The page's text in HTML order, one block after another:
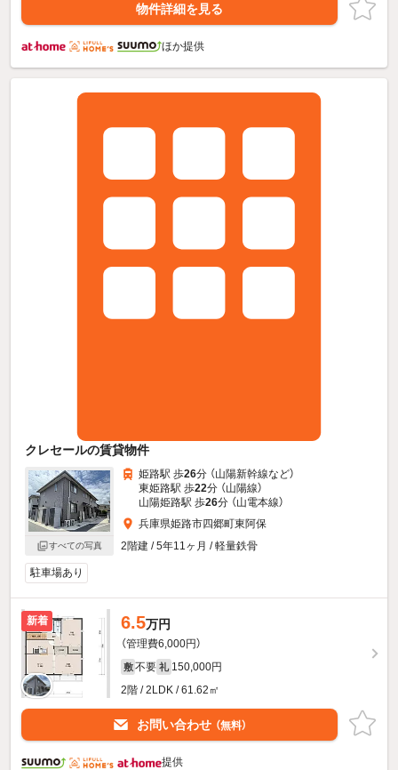
物件詳細を見る
ほか提供
クレセールの賃貸物件
すべての写真
姫路駅 歩26分 （山陽新幹線など）
東姫路駅 歩22分 （山陽線）
山陽姫路駅 歩26分 （山電本線）
兵庫県姫路市四郷町東阿保
2階建 / 5年11ヶ月 / 軽量鉄骨
駐車場あり
新着 6.5万円
（管理費6,000円）
敷 不要 礼 150,000円
2階 / 2LDK / 61.62㎡
お問い合わせ （無料）
提供